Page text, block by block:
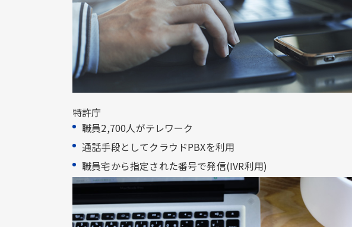
特許庁
職員2,700人がテレワーク
通話手段としてクラウドPBXを利用​
職員宅から指定された番号で発信(IVR利用)​